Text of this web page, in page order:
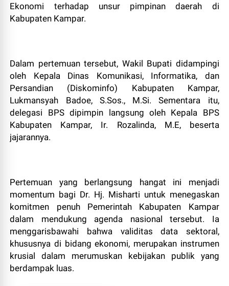
Ekonomi terhadap unsur pimpinan daerah di
Kabupaten Kampar.
Dalam pertemuan tersebut, Wakil Bupati didampingi
oleh Kepala Dinas Komunikasi, Informatika, dan
Persandian (Diskominfo) Kabupaten Kampar,
Lukmansyah Badoe, S.Sos., M.Si. Sementara itu,
delegasi BPS dipimpin langsung oleh Kepala BPS
Kabupaten Kampar, Ir. Rozalinda, M.E, beserta
jajarannya.
Pertemuan yang berlangsung hangat ini menjadi
momentum bagi Dr. Hj. Misharti untuk menegaskan
komitmen penuh Pemerintah Kabupaten Kampar
dalam mendukung agenda nasional tersebut. Ia
menggarisbawahi bahwa validitas data sektoral,
khususnya di bidang ekonomi, merupakan instrumen
krusial dalam merumuskan kebijakan publik yang
berdampak luas.